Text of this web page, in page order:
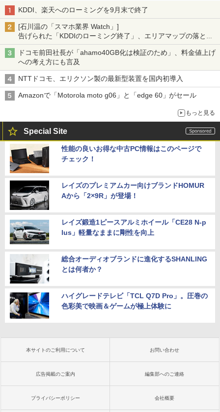
KDDI、楽天へのローミングを9月末で終了
[石川温の「スマホ業界 Watch」]
告げられた「KDDIのローミング終了」、エリアマップの落とし
穴と楽天モバイルの課題
ドコモ前田社長が「ahamo40GB化は検証のため」、料金値上げ
への考え方にも言及
NTTドコモ、エリクソン製の最新型装置を国内初導入
Amazonで「Motorola moto g06」と「edge 60」がセール
もっと見る
Special Site
性能の良いお得な中古PC情報はこのページで
チェック！
レイズのプレミアムカー向けブランドHOMUR
Aから「2×9R」が登場！
レイズ鍛造1ピースアルミホイール「CE28 N-p
lus」軽量なままに剛性を向上
総合オーディオブランドに進化するSHANLING
とは何者か？
ハイグレードテレビ「TCL Q7D Pro」。圧巻の
色彩美で映画＆ゲームが極上体験に
本サイトのご利用について お問い合わせ
広告掲載のご案内 編集部へのご連絡
プライバシーポリシー 会社概要